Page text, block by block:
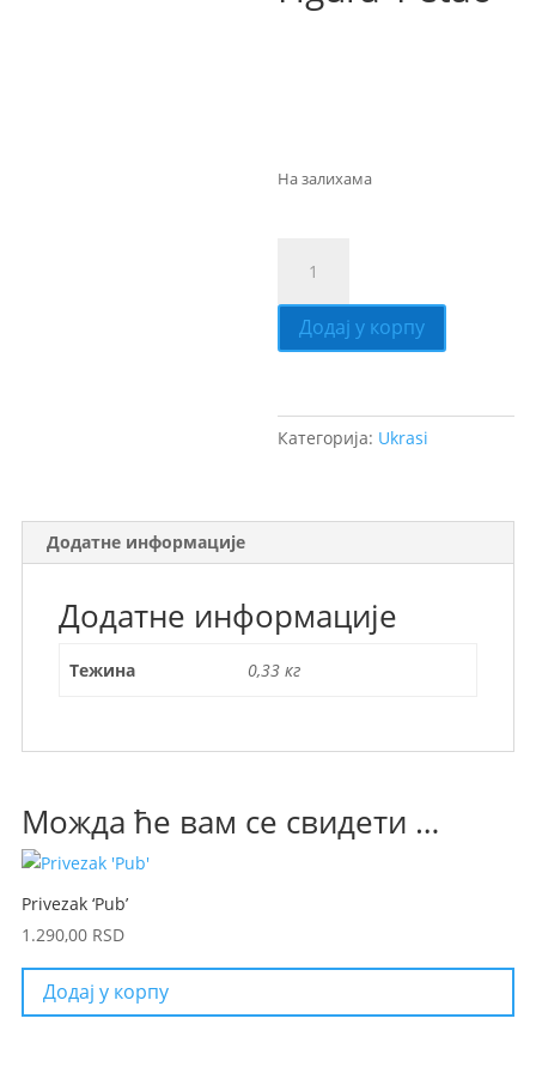
На залихама
Додај у корпу
Категорија: Ukrasi
Додатне информације
Додатне информације
Тежина 0,33 кг
Можда ће вам се свидети …
Privezak ‘Pub’
1.290,00 RSD
Додај у корпу